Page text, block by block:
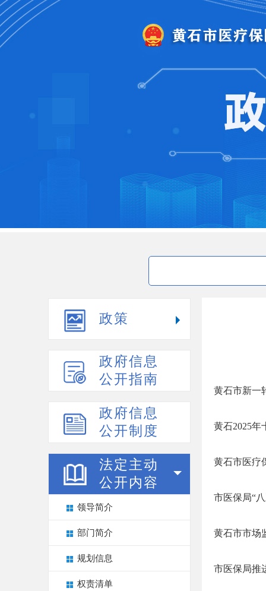
政策
政府信息
公开指南
政府信息
公开制度
法定主动
公开内容
领导简介
部门简介
规划信息
权责清单
黄石市新一
黄石2025年
黄石市医疗
市医保局“
黄石市市场
市医保局推